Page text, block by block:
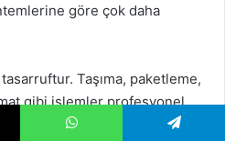
göre çok daha
Taşıma, paketleme,
gibi işlemler profesyonel
kullanıcı zahmetli